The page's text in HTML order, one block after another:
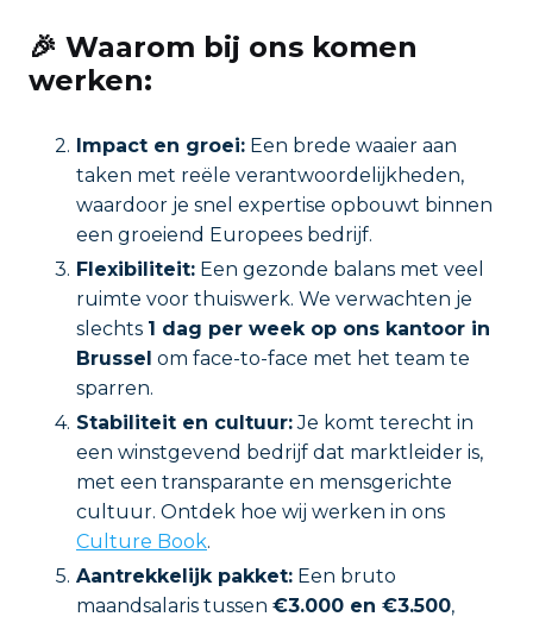
🎉 Waarom bij ons komen
werken:
Impact en groei: Een brede waaier aan
taken met reële verantwoordelijkheden,
waardoor je snel expertise opbouwt binnen
een groeiend Europees bedrijf.
Flexibiliteit: Een gezonde balans met veel
ruimte voor thuiswerk. We verwachten je
slechts 1 dag per week op ons kantoor in
Brussel om face-to-face met het team te
sparren.
Stabiliteit en cultuur:Je komt terecht in
een winstgevend bedrijf dat marktleider is,
met een transparante en mensgerichte
cultuur. Ontdek hoe wij werken in ons
Culture Book.
Aantrekkelijk pakket: Een bruto
maandsalaris tussen €3.000 en €3.500,